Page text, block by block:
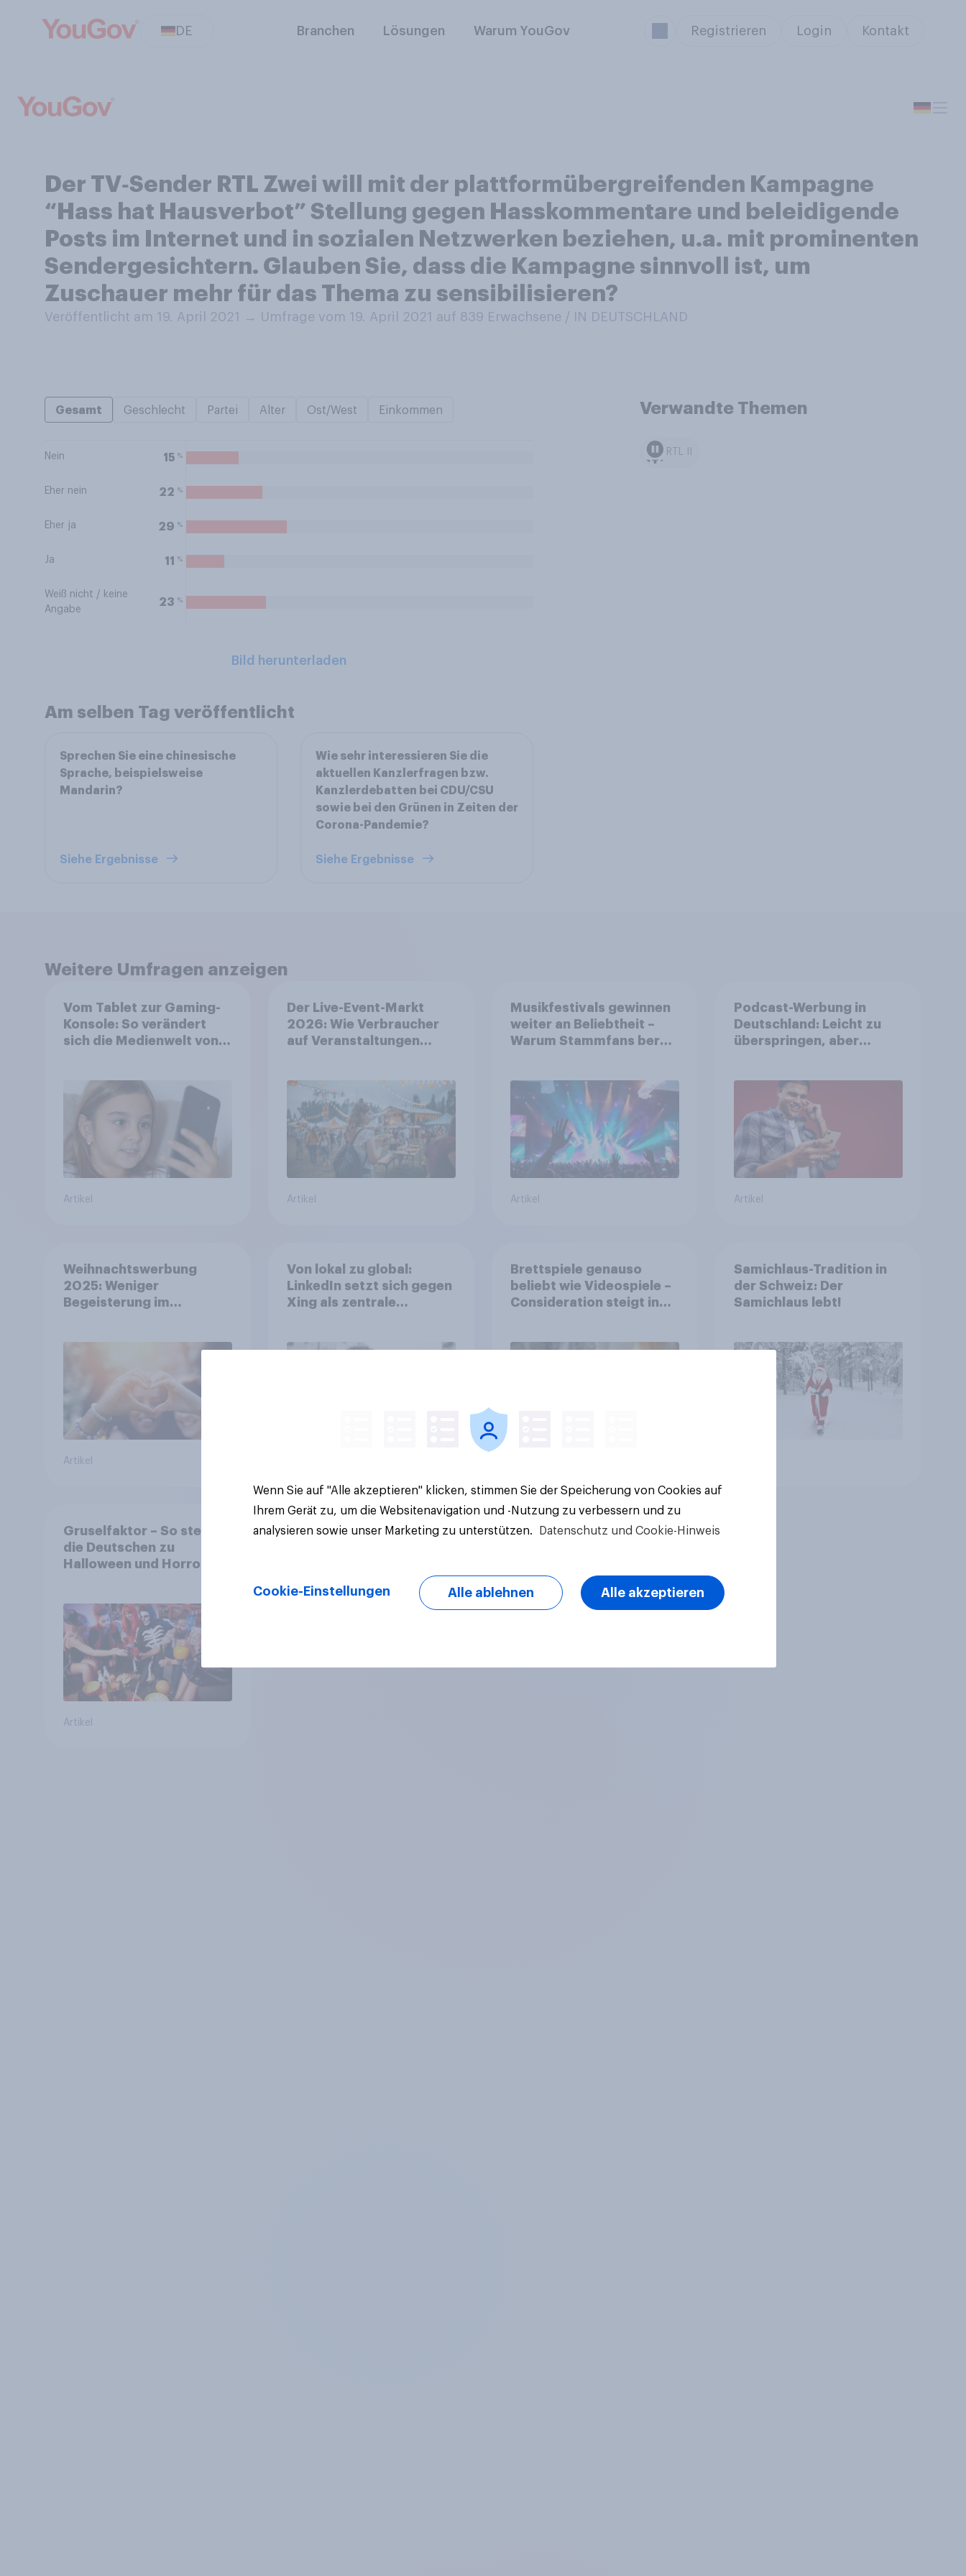
DE Branchen Lösungen Warum YouGov Registrieren Login Kontakt
Der TV‑Sender RTL Zwei will mit der plattformübergreifenden Kampagne
“Hass hat Hausverbot” Stellung gegen Hasskommentare und beleidigende
Posts im Internet und in sozialen Netzwerken beziehen, u.a. mit prominenten
Sendergesichtern. Glauben Sie, dass die Kampagne sinnvoll ist, um
Zuschauer mehr für das Thema zu sensibilisieren?
Veröffentlicht am 19. April 2021 → Umfrage vom 19. April 2021 auf 839 Erwachsene / IN DEUTSCHLAND
Gesamt Geschlecht Partei Alter Ost/West Einkommen
Nein 15 %
Eher nein 22 %
Eher ja 29 %
Ja 11 %
Weiß nicht / keine
Angabe
23 %
Bild herunterladen
Verwandte Themen
RTL II
Am selben Tag veröffentlicht
Sprechen Sie eine chinesische
Sprache, beispielsweise
Mandarin?
Siehe Ergebnisse
Wie sehr interessieren Sie die
aktuellen Kanzlerfragen bzw.
Kanzlerdebatten bei CDU/CSU
sowie bei den Grünen in Zeiten der
Corona-Pandemie?
Siehe Ergebnisse
Weitere Umfragen anzeigen
Vom Tablet zur Gaming-
Konsole: So verändert
sich die Medienwelt von
Artikel
Der Live-Event-Markt
2026: Wie Verbraucher
auf Veranstaltungen
Artikel
Musikfestivals gewinnen
weiter an Beliebtheit –
Warum Stammfans bereit
Artikel
Podcast-Werbung in
Deutschland: Leicht zu
überspringen, aber
Artikel
Weihnachtswerbung
2025: Weniger
Begeisterung im
Werbelieblinge an
Artikel
Von lokal zu global:
LinkedIn setzt sich gegen
Xing als zentrale
Brettspiele genauso
beliebt wie Videospiele –
Consideration steigt in
Samichlaus-Tradition in
der Schweiz: Der
Samichlaus lebt!
Gruselfaktor – So stehen
die Deutschen zu
Halloween und Horror
Artikel
Wenn Sie auf "Alle akzeptieren" klicken, stimmen Sie der Speicherung von Cookies auf
Ihrem Gerät zu, um die Websitenavigation und -Nutzung zu verbessern und zu
analysieren sowie unser Marketing zu unterstützen.
Datenschutz und Cookie-Hinweis
Cookie-Einstellungen Alle ablehnen Alle akzeptieren